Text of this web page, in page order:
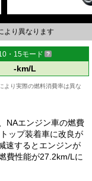
より異なります
・15モード
-km/L
より実際の燃料消費率は異な
NAエンジン車の燃費
ップ装着車に改良が
速するとエンジンが
費性能が27.2km/Lに